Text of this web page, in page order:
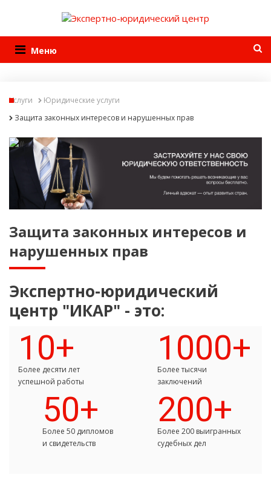
Меню
Услуги
Юридические услуги
Защита законных интересов и нарушенных прав
Защита законных интересов и
нарушенных прав
Экспертно-юридический
центр "ИКАР" - это:
10+
Более десяти лет
успешной работы
1000+
Более тысячи
заключений
50+
Более 50 дипломов
и свидетельств
200+
Более 200 выигранных
судебных дел